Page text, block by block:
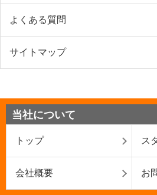
よくある質問
サイトマップ
当社について
トップ ス
会社概要 お